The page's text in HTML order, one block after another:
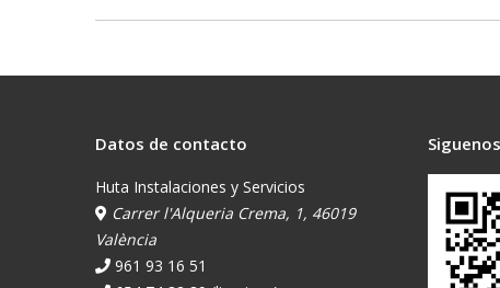
Datos de contacto
Huta Instalaciones y Servicios
Carrer l'Alqueria Crema, 1, 46019
València
961 93 16 51